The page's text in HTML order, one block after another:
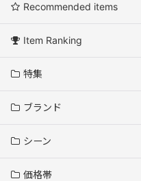
Recommended items
Item Ranking
特集
ブランド
シーン
価格帯